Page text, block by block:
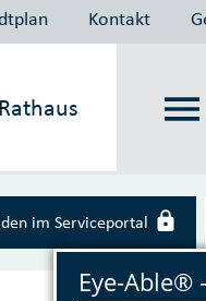
Kontakt
im Serviceportal